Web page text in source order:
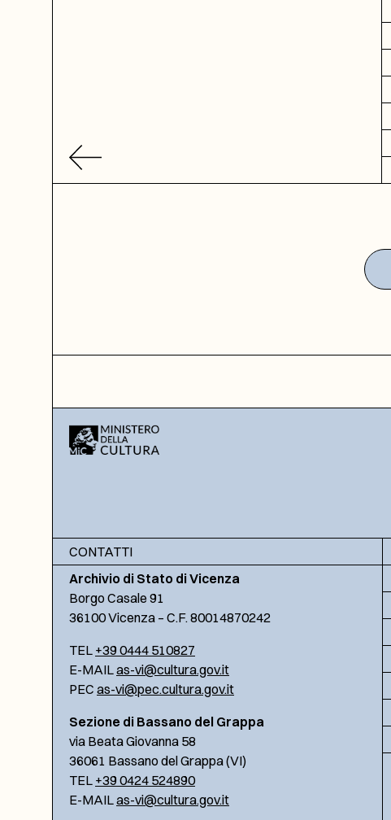
CONTATTI
Archivio di Stato di Vicenza
Borgo Casale 91
36100 Vicenza – C.F. 80014870242
TEL +39 0444 510827
E-MAILas-vi@cultura.gov.it
PEC as-vi@pec.cultura.gov.it
Sezione di Bassano del Grappa
via Beata Giovanna 58
36061 Bassano del Grappa (VI)
TEL +39 0424 524890
E-MAILas-vi@cultura.gov.it